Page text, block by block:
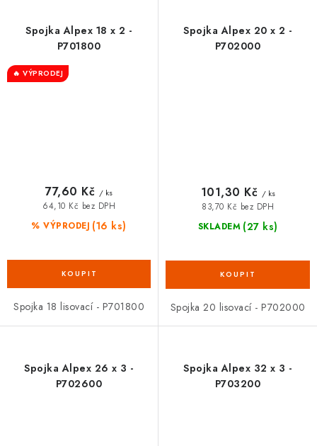
Spojka Alpex 18 x 2 -
P701800
🔥 VÝPRODEJ
% VÝPRODEJ (16 ks)
64,10 Kč bez DPH
77,60 Kč / ks
Spojka 18 lisovací - P701800
Spojka Alpex 20 x 2 -
P702000
SKLADEM (27 ks)
83,70 Kč bez DPH
101,30 Kč / ks
Spojka 20 lisovací - P702000
Spojka Alpex 26 x 3 -
P702600
Spojka Alpex 32 x 3 -
P703200